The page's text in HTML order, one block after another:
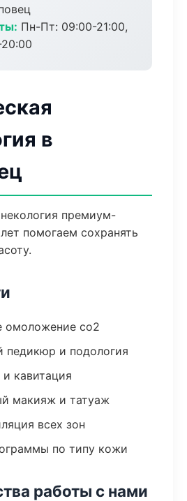
Пн-Пт: 09:00-21:00,
в
премиум-
помогаем сохранять
омоложение co2
педикюр и подология
кавитация
макияж и татуаж
всех зон
по типу кожи
работы с нами